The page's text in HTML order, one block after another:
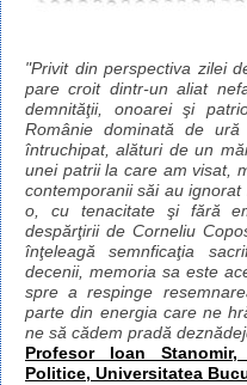
"Privit din perspectiva zilei
pare croit dintr-un aliat
demnităţii, onoarei şi
Românie dominată de
întruchipat, alături de un
unei patrii la care am visat,
contemporanii săi au
o, cu tenacitate şi fără
despărţirii de Corneliu
înţeleagă semnficaţia
decenii, memoria sa este
spre a respinge
parte din energia care ne
ne să cădem pradă
Profesor Ioan
Politice, Universitatea